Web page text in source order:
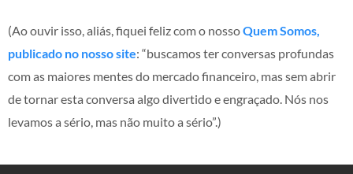
(Ao ouvir isso, aliás, fiquei feliz com o nossoQuem Somos,
publicado no nosso site: “buscamos ter conversas profundas
com as maiores mentes do mercado financeiro, mas sem abrir
de tornar esta conversa algo divertido e engraçado. Nós nos
levamos a sério, mas não muito a sério”.)